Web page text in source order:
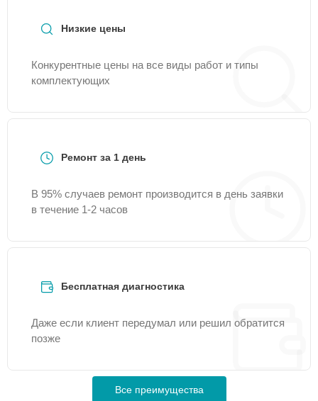
Низкие цены
Конкурентные цены на все виды работ и типы
комплектующих
Ремонт за 1 день
В 95% случаев ремонт производится в день заявки
в течение 1-2 часов
Бесплатная диагностика
Даже если клиент передумал или решил обратится
позже
Все преимущества